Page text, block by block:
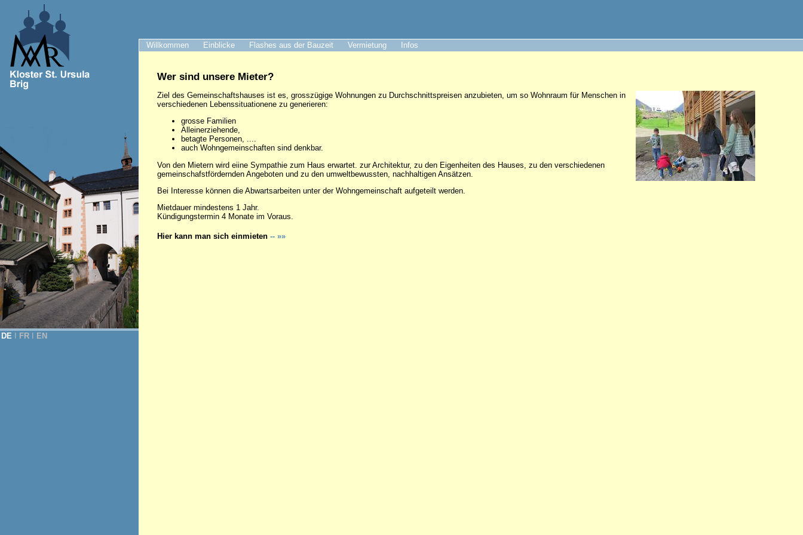
Willkommen Einblicke Flashes aus der Bauzeit Vermietung Infos
DE FR EN
Wer sind unsere Mieter?
Ziel des Gemeinschaftshauses ist es, grosszügige Wohnungen zu Durchschnittspreisen anzubieten, um so Wohnraum für Menschen in
verschiedenen Lebenssituationene zu generieren:
grosse Familien
Alleinerziehende,
betagte Personen, ....
auch Wohngemeinschaften sind denkbar.
Von den Mietern wird eiine Sympathie zum Haus erwartet. zur Architektur, zu den Eigenheiten des Hauses, zu den verschiedenen
gemeinschafstfördernden Angeboten und zu den umweltbewussten, nachhaltigen Ansätzen.
Bei Interesse können die Abwartsarbeiten unter der Wohngemeinschaft aufgeteilt werden.
Mietdauer mindestens 1 Jahr.
Kündigungstermin 4 Monate im Voraus.
Hier kann man sich einmieten -- »»